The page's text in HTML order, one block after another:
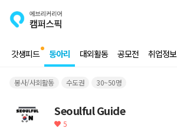
갓생피드 동아리 대외활동 공모전 취업정보
봉사/사회활동 수도권 30~50명
Seoulful Guide
5